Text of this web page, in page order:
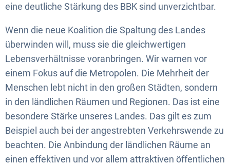
eine deutliche Stärkung des BBK sind unverzichtbar.
Wenn die neue Koalition die Spaltung des Landes
überwinden will, muss sie die gleichwertigen
Lebensverhältnisse voranbringen. Wir warnen vor
einem Fokus auf die Metropolen. Die Mehrheit der
Menschen lebt nicht in den großen Städten, sondern
in den ländlichen Räumen und Regionen. Das ist eine
besondere Stärke unseres Landes. Das gilt es zum
Beispiel auch bei der angestrebten Verkehrswende zu
beachten. Die Anbindung der ländlichen Räume an
einen effektiven und vor allem attraktiven öffentlichen